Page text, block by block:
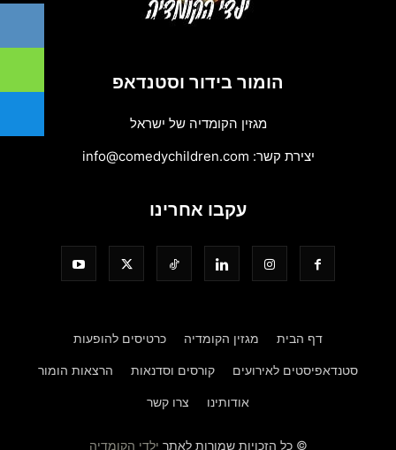
הומור בידור וסטנדאפ
מגזין הקומדיה של ישראל
יצירת קשר: info@comedychildren.com
עקבו אחרינו
דף הבית מגזין הקומדיה כרטיסים להופעות
סטנדאפיסטים לאירועים קורסים וסדנאות הרצאות הומור
אודותינו צרו קשר
© כל הזכויות שמורות לאתר ילדי הקומדיה